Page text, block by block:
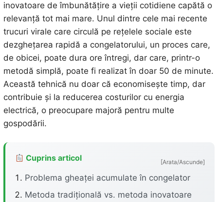
inovatoare de îmbunătățire a vieții cotidiene capătă o
relevanță tot mai mare. Unul dintre cele mai recente
trucuri virale care circulă pe rețelele sociale este
dezghețarea rapidă a congelatorului, un proces care,
de obicei, poate dura ore întregi, dar care, printr-o
metodă simplă, poate fi realizat în doar 50 de minute.
Această tehnică nu doar că economisește timp, dar
contribuie și la reducerea costurilor cu energia
electrică, o preocupare majoră pentru multe
gospodării.
Cuprins articol [Arata/Ascunde]
Problema gheaței acumulate în congelator
Metoda tradițională vs. metoda inovatoare